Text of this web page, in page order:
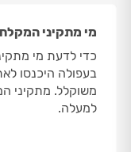
מי מתקיני
כדי לדעת מי
בעפולה היכנסו
משוקלל. מתקיני
למעלה.